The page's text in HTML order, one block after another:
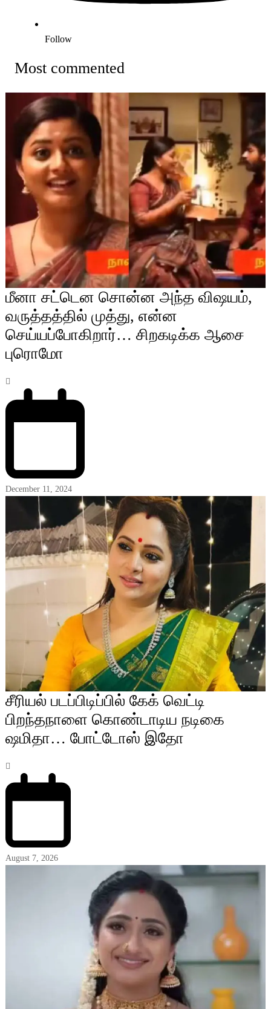
Follow
Most commented
மீனா சட்டென சொன்ன அந்த விஷயம்,
வருத்தத்தில் முத்து, என்ன
செய்யப்போகிறார்… சிறகடிக்க ஆசை
புரொமோ
December 11, 2024
சீரியல் படப்பிடிப்பில் கேக் வெட்டி
பிறந்தநாளை கொண்டாடிய நடிகை
ஷமிதா… போட்டோஸ் இதோ
August 7, 2026